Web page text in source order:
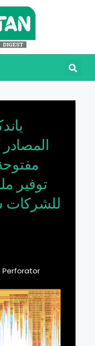
توفير
للشركات
Perforator